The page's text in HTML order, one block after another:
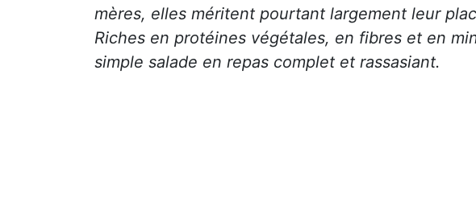
mères, elles méritent pourtant largement leur
Riches en protéines végétales, en fibres et en
simple salade en repas complet et rassasiant.